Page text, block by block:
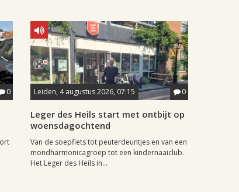
0 Leiden, 4 augustus 2026, 07:15 0
Leger des Heils start met ontbijt op
woensdagochtend
Van de soepfiets tot peuterdeuntjes en van een
mondharmonicagroep tot een kindernaaiclub.
Het Leger des Heils in...